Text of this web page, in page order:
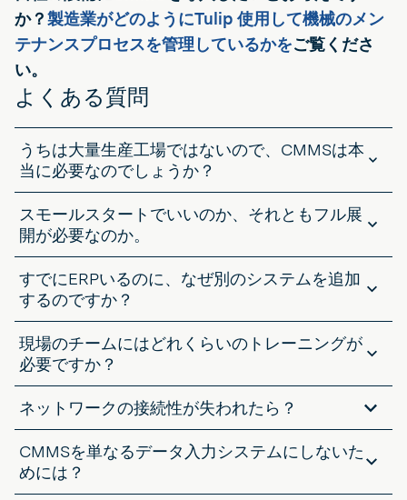
か？製造業がどのようにTulip 使用して機械のメン
テナンスプロセスを管理しているかをご覧くださ
い。
よくある質問
うちは大量生産工場ではないので、CMMSは本
当に必要なのでしょうか？
とができます。CMMSは、重要な資産、スケジュール、記録を追跡
し、見落としがないようにします。スループットではなく、予定外の
停止や土壇場での慌ただしさを回避することが重要なのです。
スモールスタートでいいのか、それともフル展
開が必要なのか。
す。規模を拡大する前に、その価値を証明し、プロセスを改良する最
善の方法です。いったんアプローチがうまくいけば、それをサイト全
体に広げるのは簡単です。
すでにERPいるのに、なぜ別のシステムを追加
するのですか？
追跡できないのは、機械で何が起きているかということです。CMMS
はそのギャップを埋め、メンテナンス活動、資産の健全性、技術者の
作業を記録し、ERP データでは得られない可視性を提供します。
現場のチームにはどれくらいのトレーニングが
必要ですか？
に感じられると、導入は遅々として進まないかもしれません。しか
し、画面が視覚的で、実際の作業に基づいて構築され、調整が簡単で
あれば、正式なトレーニングを受けなくても、ほとんどのオペレータ
ーはすぐに使いこなすことができます。
ネットワークの接続性が失われたら？
チャし続け、接続が戻ればそれを同期します。多くの施設にとって、
オフライン機能は「あれば便利」なものではなく、必要不可欠なもの
CMMSを単なるデータ入力システムにしないた
めには？